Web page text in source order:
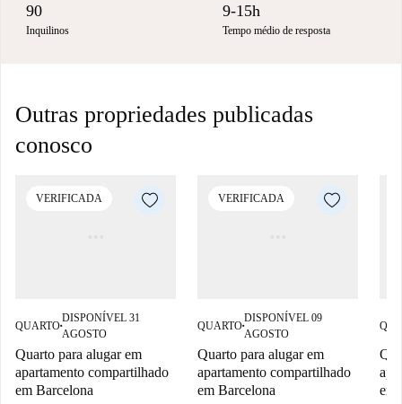
90
Inquilinos
9-15h
Tempo médio de resposta
Outras propriedades publicadas
conosco
VERIFICADA
QUARTO■
DISPONÍVEL 31
AGOSTO
Quarto para alugar em
apartamento compartilhado
em Barcelona
VERIFICADA
QUARTO■
DISPONÍVEL 09
AGOSTO
Quarto para alugar em
apartamento compartilhado
em Barcelona
em